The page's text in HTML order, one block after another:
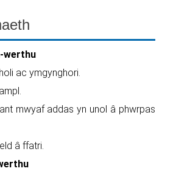
werthu
ac ymgynghori.
mwyaf addas yn unol â phwrpas
â ffatri.